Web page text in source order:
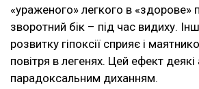
«ураженого» легкого в «здорове»
зворотний бік – під час видиху.
розвитку гіпоксії сприяє і
повітря в легенях. Цей ефект
парадоксальним диханням.